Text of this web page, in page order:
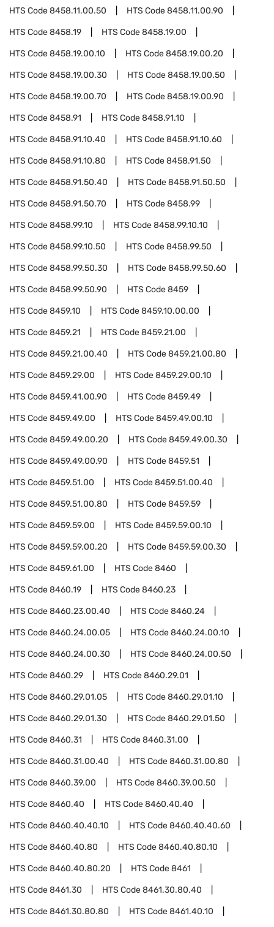
HTS Code8458.11.00.50 HTS Code8458.11.00.90
HTS Code8458.19 HTS Code8458.19.00
HTS Code8458.19.00.10 HTS Code8458.19.00.20
HTS Code8458.19.00.30 HTS Code8458.19.00.50
HTS Code8458.19.00.70 HTS Code8458.19.00.90
HTS Code8458.91 HTS Code8458.91.10
HTS Code8458.91.10.40 HTS Code8458.91.10.60
HTS Code8458.91.10.80 HTS Code8458.91.50
HTS Code8458.91.50.40 HTS Code8458.91.50.50
HTS Code8458.91.50.70 HTS Code8458.99
HTS Code8458.99.10 HTS Code8458.99.10.10
HTS Code8458.99.10.50 HTS Code8458.99.50
HTS Code8458.99.50.30 HTS Code8458.99.50.60
HTS Code8458.99.50.90 HTS Code8459
HTS Code8459.10 HTS Code8459.10.00.00
HTS Code8459.21 HTS Code8459.21.00
HTS Code8459.21.00.40 HTS Code8459.21.00.80
HTS Code8459.29.00 HTS Code8459.29.00.10
HTS Code8459.41.00.90 HTS Code8459.49
HTS Code8459.49.00 HTS Code8459.49.00.10
HTS Code8459.49.00.20 HTS Code8459.49.00.30
HTS Code8459.49.00.90 HTS Code8459.51
HTS Code8459.51.00 HTS Code8459.51.00.40
HTS Code8459.51.00.80 HTS Code8459.59
HTS Code8459.59.00 HTS Code8459.59.00.10
HTS Code8459.59.00.20 HTS Code8459.59.00.30
HTS Code8459.61.00 HTS Code8460
HTS Code8460.19 HTS Code8460.23
HTS Code8460.23.00.40 HTS Code8460.24
HTS Code8460.24.00.05 HTS Code8460.24.00.10
HTS Code8460.24.00.30 HTS Code8460.24.00.50
HTS Code8460.29 HTS Code8460.29.01
HTS Code8460.29.01.05 HTS Code8460.29.01.10
HTS Code8460.29.01.30 HTS Code8460.29.01.50
HTS Code8460.31 HTS Code8460.31.00
HTS Code8460.31.00.40 HTS Code8460.31.00.80
HTS Code8460.39.00 HTS Code8460.39.00.50
HTS Code8460.40 HTS Code8460.40.40
HTS Code8460.40.40.10 HTS Code8460.40.40.60
HTS Code8460.40.80 HTS Code8460.40.80.10
HTS Code8460.40.80.20 HTS Code8461
HTS Code8461.30 HTS Code8461.30.80.40
HTS Code8461.30.80.80 HTS Code8461.40.10